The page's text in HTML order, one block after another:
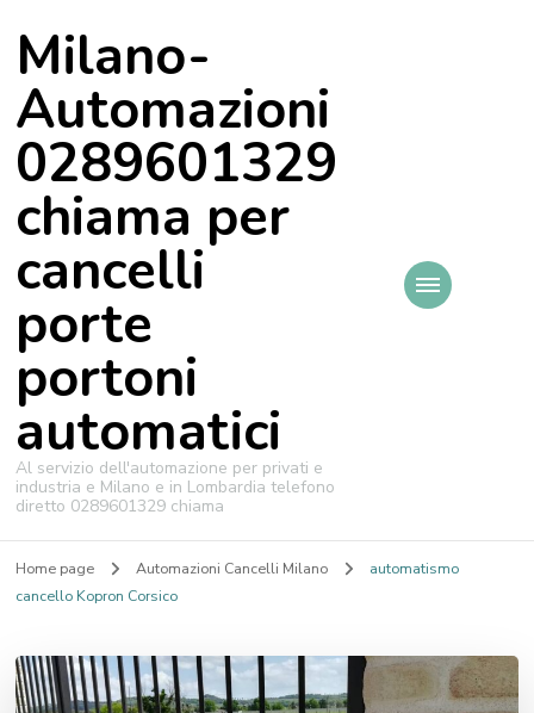
Milano-
Automazioni
0289601329
chiama per
cancelli
porte
portoni
automatici
Al servizio dell'automazione per privati e
industria e Milano e in Lombardia telefono
diretto 0289601329 chiama
Home page Automazioni Cancelli Milano
automatismo
cancello Kopron Corsico